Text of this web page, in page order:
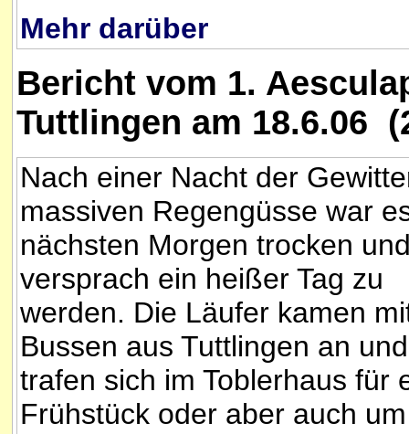
Mehr darüber
Bericht vom 1.
Tuttlingen am 18.6.06
Nach einer Nacht der
massiven Regengüsse war
nächsten Morgen trocken
versprach ein heißer Tag zu
werden. Die Läufer kamen
Bussen aus Tuttlingen an und
trafen sich im Toblerhaus für
Frühstück oder aber auch